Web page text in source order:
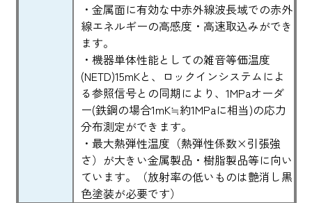
・金属面に有効な中赤外線波長域での赤外
線エネルギーの高感度・高速取込みができ
ます。
・機器単体性能としての雑音等価温度
(NETD)15mKと、ロックインシステムによ
る参照信号との同期により、1MPaオーダ
ー(鉄鋼の場合1mK≒約1MPaに相当)の応力
分布測定ができます。
・最大熱弾性温度（熱弾性係数×引張強
さ）が大きい金属製品・樹脂製品等に向い
ています。（放射率の低いものは艶消し黒
色塗装が必要です）